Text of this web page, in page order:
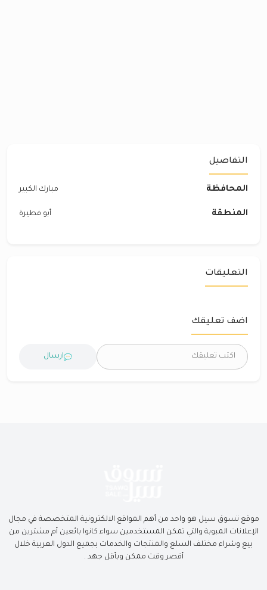
التفاصيل
المحافظة مبارك الكبير
المنطقة أبو فطيرة
التعليقات
اضف تعليقك
ارسال
موقع تسوق سيل هو واحد من أهم المواقع الالكترونية المتخصصة في مجال
الإعلانات المبوبة والتي تمكن المستخدمين سواء كانوا بائعين أم مشترين من
بيع وشراء مختلف السلع والمنتجات والخدمات بجميع الدول العربية خلال
أقصر وقت ممكن وبأقل جهد .